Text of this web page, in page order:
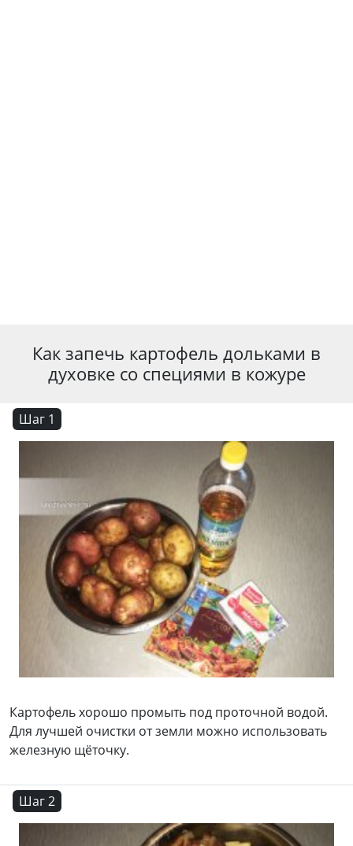
Как запечь картофель дольками в
духовке со специями в кожуре
Шаг 1
Картофель хорошо промыть под проточной водой.
Для лучшей очистки от земли можно использовать
железную щёточку.
Шаг 2